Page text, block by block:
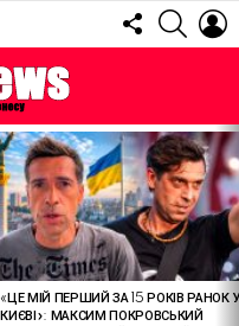
FOLLOW
US
«ЦЕ МІЙ ПЕРШИЙ ЗА 15 РОКІВ РАНОК
КИЄВІ»: МАКСИМ ПОКРОВСЬКИЙ